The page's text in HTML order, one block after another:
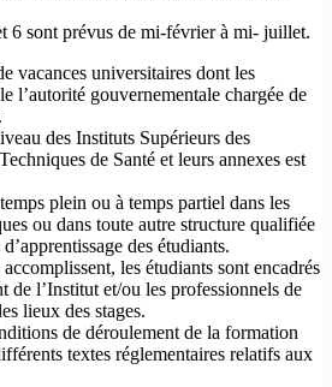
6 sont prévus de mi-février à mi- juillet.
vacances universitaires dont les
l’autorité gouvernementale chargée de
des Instituts Supérieurs des
de Santé et leurs annexes est
plein ou à temps partiel dans les
ou dans toute autre structure qualifiée
des étudiants.
les étudiants sont encadrés
de l’Institut et/ou les professionnels de
lieux des stages.
de déroulement de la formation
textes réglementaires relatifs aux